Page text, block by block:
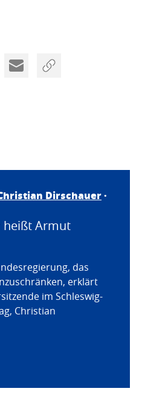
Dirschauer·
heißt Armut
das
erklärt
im Schleswig-
Christian